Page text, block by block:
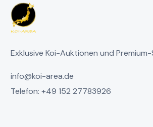
Exklusive Koi-Auktionen und Premium-
info@koi-area.de
Telefon: +49 152 27783926